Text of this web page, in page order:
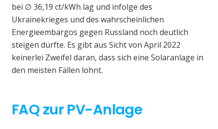
bei ∅ 36,19 ct/kWh lag und infolge des
Ukrainekrieges und des wahrscheinlichen
Energieembargos gegen Russland noch deutlich
steigen dürfte. Es gibt aus Sicht von April 2022
keinerlei Zweifel daran, dass sich eine Solaranlage in
den meisten Fällen lohnt.
FAQ zur PV-Anlage